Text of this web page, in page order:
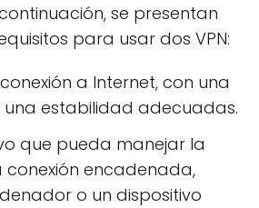
se presentan
para usar dos VPN:
a Internet, con una
estabilidad adecuadas.
que pueda manejar la
encadenada,
o un dispositivo